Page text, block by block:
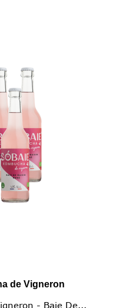
de Vigneron
- Baie De...